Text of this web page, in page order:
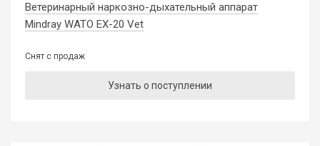
Ветеринарный наркозно-дыхательный аппарат
Mindray WATO EX-20 Vet
Снят с продаж
Узнать о поступлении